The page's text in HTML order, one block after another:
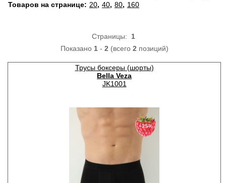
Товаров на странице: 20, 40, 80, 160
Страницы: 1
Показано 1- 2 (всего 2 позиций)
Трусы боксеры (шорты)
Bella Veza
JK1001
−25%